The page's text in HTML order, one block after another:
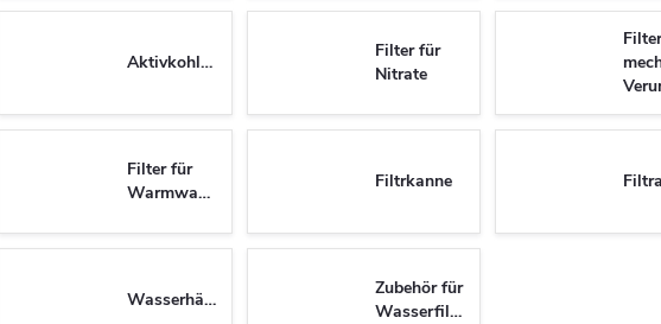
Aktivkohlefilter
Filter für
Nitrate
Filter für
Warmwasser
Filtrkanne
Wasserhähne
Zubehör für
Wasserfilter